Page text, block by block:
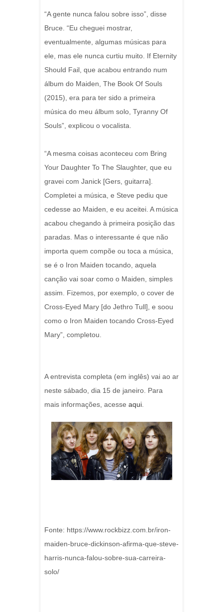
“A gente nunca falou sobre isso”, disse
Bruce. “Eu cheguei mostrar,
eventualmente, algumas músicas para
ele, mas ele nunca curtiu muito. If Eternity
Should Fail, que acabou entrando num
álbum do Maiden, The Book Of Souls
(2015), era para ter sido a primeira
música do meu álbum solo, Tyranny Of
Souls”, explicou o vocalista.
“A mesma coisas aconteceu com Bring
Your Daughter To The Slaughter, que eu
gravei com Janick [Gers, guitarra].
Completei a música, e Steve pediu que
cedesse ao Maiden, e eu aceitei. A música
acabou chegando à primeira posição das
paradas. Mas o interessante é que não
importa quem compõe ou toca a música,
se é o Iron Maiden tocando, aquela
canção vai soar como o Maiden, simples
assim. Fizemos, por exemplo, o cover de
Cross-Eyed Mary [do Jethro Tull], e soou
como o Iron Maiden tocando Cross-Eyed
Mary”, completou.
A entrevista completa (em inglês) vai ao ar
neste sábado, dia 15 de janeiro. Para
mais informações, acesse aqui
Fonte: https://www.rockbizz.com.br/iron-
maiden-bruce-dickinson-afirma-que-steve-
harris-nunca-falou-sobre-sua-carreira-
solo/